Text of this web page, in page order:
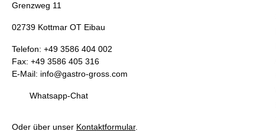
Grenzweg 11
02739 Kottmar OT Eibau
Telefon: +49 3586 404 002
Fax: +49 3586 405 316
E-Mail: info@gastro-gross.com
Whatsapp-Chat
Oder über unser Kontaktformular.